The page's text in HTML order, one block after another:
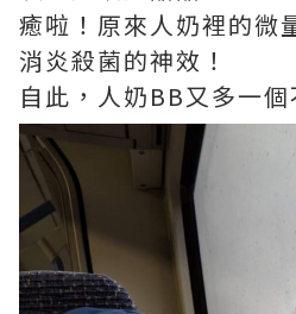
癒啦！原來人奶裡的微
消炎殺菌的神效！
自此，人奶BB又多一